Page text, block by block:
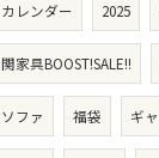
カレンダー 2025
関家具BOOST!SALE!!
ソファ 福袋 ギ